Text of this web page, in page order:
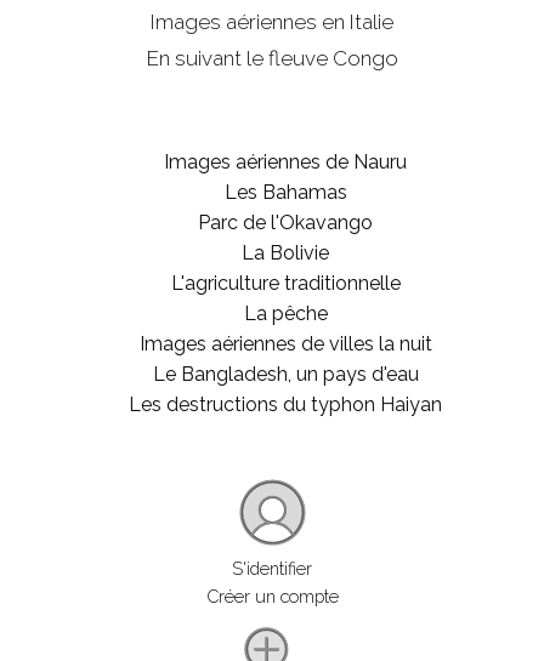
Images aériennes en Italie
En suivant le fleuve Congo
Images aériennes de Nauru
Les Bahamas
Parc de l'Okavango
La Bolivie
L'agriculture traditionnelle
La pêche
Images aériennes de villes la nuit
Le Bangladesh, un pays d'eau
Les destructions du typhon Haiyan
S'identifier
Créer un compte